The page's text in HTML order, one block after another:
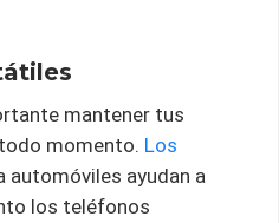
mantener tus
momento. Los
automóviles ayudan a
los teléfonos